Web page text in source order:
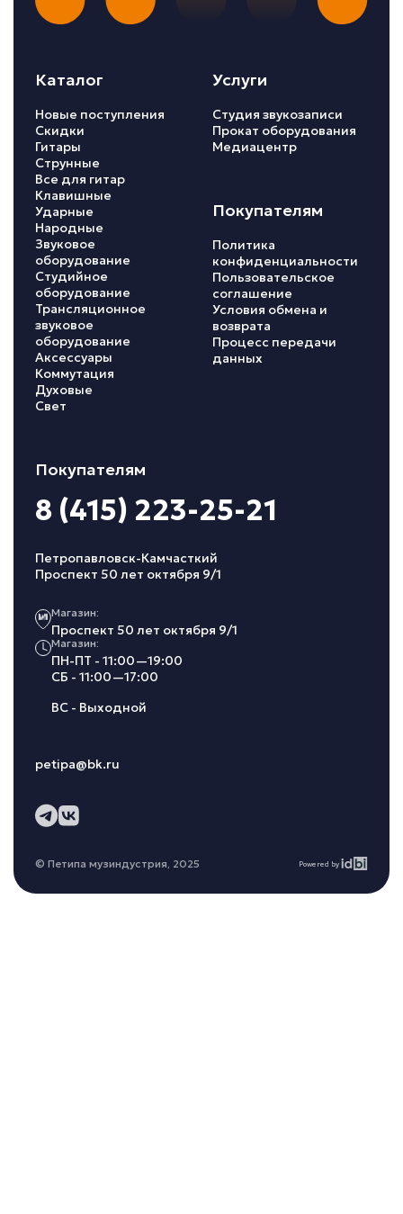
Каталог
Новые поступления
Скидки
Гитары
Струнные
Все для гитар
Клавишные
Ударные
Народные
Звуковое
оборудование
Студийное
оборудование
Трансляционное
звуковое
оборудование
Аксессуары
Коммутация
Духовые
Свет
Услуги
Студия звукозаписи
Прокат оборудования
Медиацентр
Покупателям
Политика
конфиденциальности
Пользовательское
соглашение
Условия обмена и
возврата
Процесс передачи
данных
Покупателям
8 (415) 223-25-21
Петропавловск-Камчасткий
Проспект 50 лет октября 9/1
Магазин:
Проспект 50 лет октября 9/1
Магазин:
ПН-ПТ - 11:00—19:00
СБ - 11:00—17:00
ВС - Выходной
petipa@bk.ru
© Петипа музиндустрия, 2025 Powered by